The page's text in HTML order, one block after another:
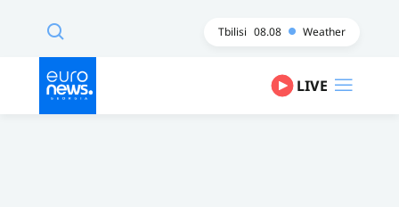
Tbilisi 08.08 Weather
LIVE